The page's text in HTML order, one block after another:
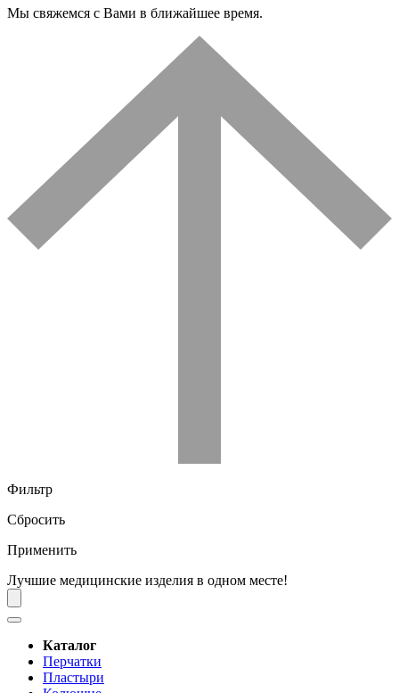
Мы свяжемся с Вами в ближайшее время.
Фильтр
Сбросить
Применить
Лучшие медицинские изделия в одном месте!
Каталог
Перчатки
Пластыри